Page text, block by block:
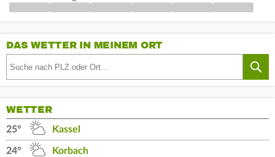
DAS WETTER IN MEINEM ORT
WETTER
25° Kassel
24° Korbach